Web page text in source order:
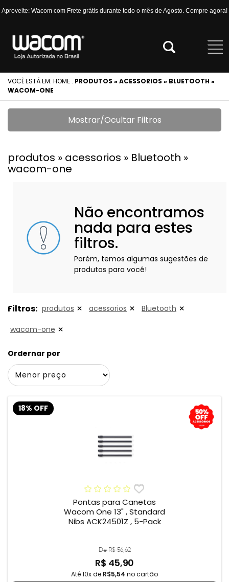
Aproveite: Wacom com Frete grátis durante todo o mês de Agosto. Compre agora!
VOCÊ ESTÁ EM: HOME . PRODUTOS » ACESSORIOS » BLUETOOTH »
WACOM-ONE
Mostrar/Ocultar Filtros
produtos » acessorios » Bluetooth »
wacom-one
Não encontramos
nada para estes
filtros.
Porém, temos algumas sugestões de
produtos para você!
Filtros: produtos acessorios Bluetooth
wacom-one
Ordernar por
18% OFF
Pontas para Canetas
Wacom One 13" , Standard
Nibs ACK24501Z , 5-Pack
De R$ 56,62
R$ 45,90
Até 10x de R$5,54 no cartão